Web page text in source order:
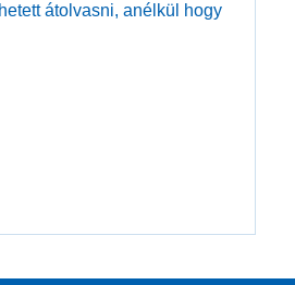
átolvasni, anélkül hogy